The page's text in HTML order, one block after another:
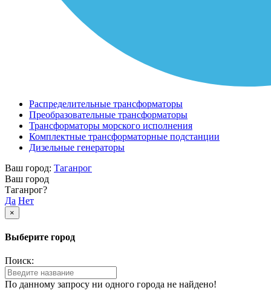
Распределительные трансформаторы
Преобразовательные трансформаторы
Трансформаторы морского исполнения
Комплектные трансформаторные подстанции
Дизельные генераторы
Ваш город: Таганрог
Ваш город
Таганрог?
Да Нет
×
Выберите город
Поиск:
По данному запросу ни одного города не найдено!